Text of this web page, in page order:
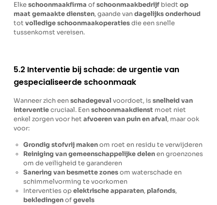
Elkeschoonmaakfirma ofschoonmaakbedrijf biedtop
maat gemaakte diensten, gaande vandagelijks onderhoud
totvolledige schoonmaakoperatiesdie een snelle
tussenkomst vereisen.
5.2 Interventie bij schade: de urgentie van
gespecialiseerde schoonmaak
Wanneer zich eenschadegevalvoordoet, issnelheid van
interventiecruciaal. Eenschoonmaakdienst moet niet
enkel zorgen voor hetafvoeren van puin en afval, maar ook
voor:
Grondig stofvrij makenom roet en residu te verwijderen
Reiniging van gemeenschappelijke delenen groenzones
om de veiligheid te garanderen
Sanering van besmette zonesom waterschade en
schimmelvorming te voorkomen
Interventies opelektrische apparaten, plafonds,
bekledingenofgevels